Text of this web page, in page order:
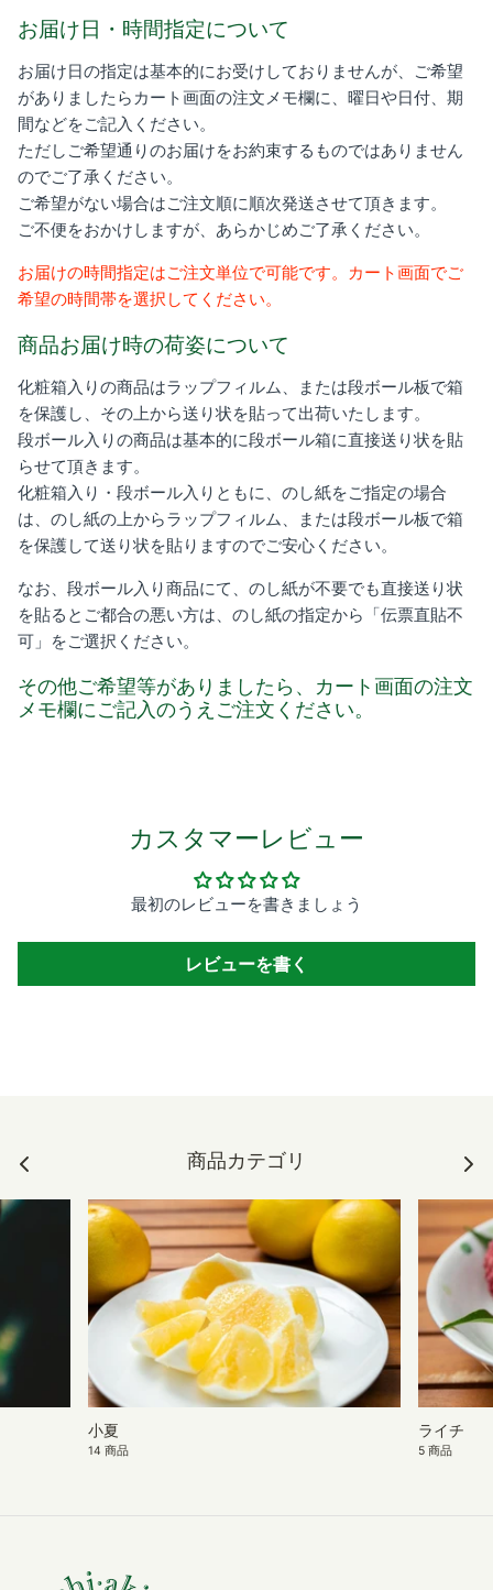
お届け日・時間指定について
お届け日の指定は基本的にお受けしておりませんが、ご希望
がありましたらカート画面の注文メモ欄に、曜日や日付、期
間などをご記入ください。
ただしご希望通りのお届けをお約束するものではありません
のでご了承ください。
ご希望がない場合はご注文順に順次発送させて頂きます。
ご不便をおかけしますが、あらかじめご了承ください。
お届けの時間指定はご注文単位で可能です。カート画面でご
希望の時間帯を選択してください。
商品お届け時の荷姿について
化粧箱入りの商品はラップフィルム、または段ボール板で箱
を保護し、その上から送り状を貼って出荷いたします。
段ボール入りの商品は基本的に段ボール箱に直接送り状を貼
らせて頂きます。
化粧箱入り・段ボール入りともに、のし紙をご指定の場合
は、のし紙の上からラップフィルム、または段ボール板で箱
を保護して送り状を貼りますのでご安心ください。
なお、段ボール入り商品にて、のし紙が不要でも直接送り状
を貼るとご都合の悪い方は、のし紙の指定から「伝票直貼不
可」をご選択ください。
その他ご希望等がありましたら、カート画面の注文
メモ欄にご記入のうえご注文ください。
カスタマーレビュー
最初のレビューを書きましょう
レビューを書く
商品カテゴリ
小夏
14 商品
ライチ
5 商品